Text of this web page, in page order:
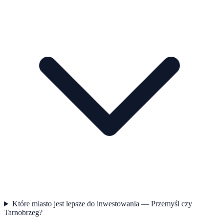
Które miasto jest lepsze do inwestowania — Przemyśl czy
Tarnobrzeg?